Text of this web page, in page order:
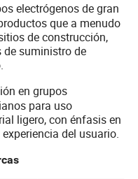
electrógenos de gran
que a menudo
de construcción,
de suministro de
en grupos
para uso
ligero, con énfasis en
del usuario.